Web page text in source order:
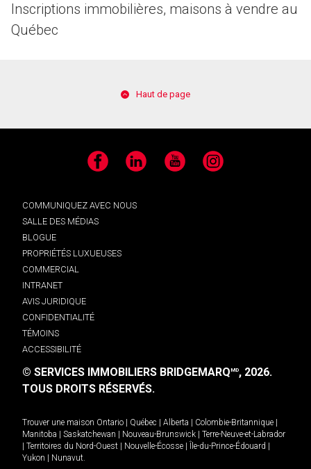
Inscriptions immobilières, maisons à vendre au
Québec
Haut de page
Facebook LinkedIn YouTube Instagram
COMMUNIQUEZ AVEC NOUS
SALLE DES MÉDIAS
BLOGUE
PROPRIÉTÉS LUXUEUSES
COMMERCIAL
INTRANET
AVIS JURIDIQUE
CONFIDENTIALITÉ
TÉMOINS
ACCESSIBILITÉ
© SERVICES IMMOBILIERS BRIDGEMARQMD, 2026.
TOUS DROITS RÉSERVÉS.
Trouver une maison Ontario Québec Alberta Colombie-Britannique
Manitoba
Saskatchewan Nouveau-Brunswick
Terre-Neuve-et-Labrador
Territoires du Nord-Ouest Nouvelle-Écosse Île-du-Prince-Édouard
Yukon
Nunavut.